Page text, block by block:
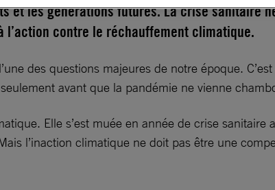
et les générations futures. La crise sanitaire
l’action contre le réchauffement climatique.
des questions majeures de notre époque.
avant que la pandémie ne vienne
Elle s’est muée en année de crise
l’inaction climatique ne doit pas être une